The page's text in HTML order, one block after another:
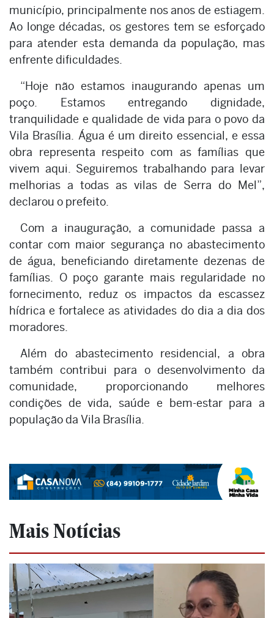
município, principalmente nos anos de estiagem.
Ao longe décadas, os gestores tem se esforçado
para atender esta demanda da população, mas
enfrente dificuldades.
“Hoje não estamos inaugurando apenas um
poço. Estamos entregando dignidade,
tranquilidade e qualidade de vida para o povo da
Vila Brasília. Água é um direito essencial, e essa
obra representa respeito com as famílias que
vivem aqui. Seguiremos trabalhando para levar
melhorias a todas as vilas de Serra do Mel”,
declarou o prefeito.
Com a inauguração, a comunidade passa a
contar com maior segurança no abastecimento
de água, beneficiando diretamente dezenas de
famílias. O poço garante mais regularidade no
fornecimento, reduz os impactos da escassez
hídrica e fortalece as atividades do dia a dia dos
moradores.
Além do abastecimento residencial, a obra
também contribui para o desenvolvimento da
comunidade, proporcionando melhores
condições de vida, saúde e bem-estar para a
população da Vila Brasília.
Mais Notícias